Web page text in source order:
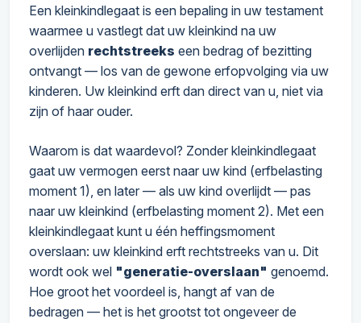
Een kleinkindlegaat is een bepaling in uw testament
waarmee u vastlegt dat uw kleinkind na uw
overlijden rechtstreeks een bedrag of bezitting
ontvangt — los van de gewone erfopvolging via uw
kinderen. Uw kleinkind erft dan direct van u, niet via
zijn of haar ouder.
Waarom is dat waardevol? Zonder kleinkindlegaat
gaat uw vermogen eerst naar uw kind (erfbelasting
moment 1), en later — als uw kind overlijdt — pas
naar uw kleinkind (erfbelasting moment 2). Met een
kleinkindlegaat kunt u één heffingsmoment
overslaan: uw kleinkind erft rechtstreeks van u. Dit
wordt ook wel "generatie-overslaan" genoemd.
Hoe groot het voordeel is, hangt af van de
bedragen — het is het grootst tot ongeveer de